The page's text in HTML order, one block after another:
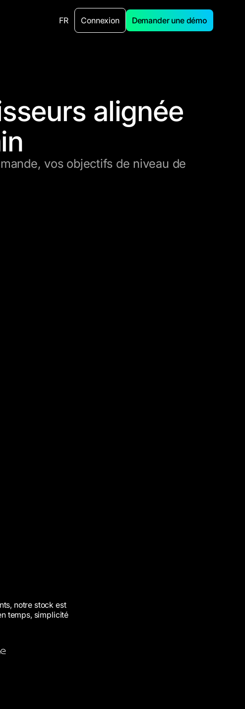
FR Connexion Demander une démo
alignée
vos objectifs de niveau de
notre stock est
temps, simplicité